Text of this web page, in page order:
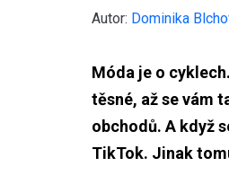
Autor: Dominika
Móda je o
těsné, až se vám
obchodů. A když
TikTok. Jinak